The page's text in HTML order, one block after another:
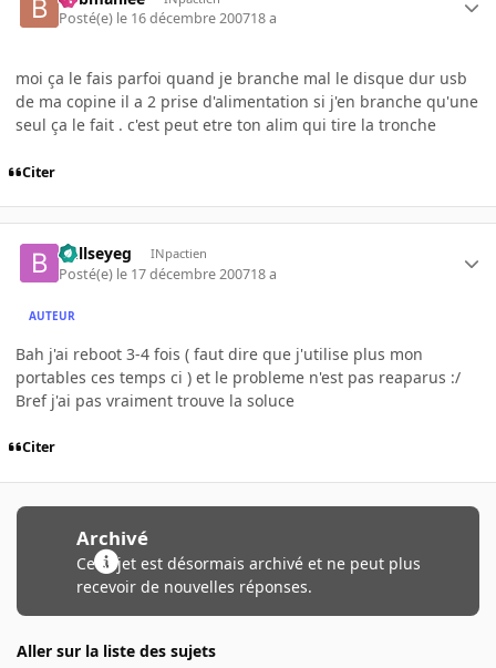
Posté(e) le 16 décembre 200718 a
moi ça le fais parfoi quand je branche mal le disque dur usb
de ma copine il a 2 prise d'alimentation si j'en branche qu'une
seul ça le fait . c'est peut etre ton alim qui tire la tronche
Citer
bullseyeg INpactien
Posté(e) le 17 décembre 200718 a
AUTEUR
Bah j'ai reboot 3-4 fois ( faut dire que j'utilise plus mon
portables ces temps ci ) et le probleme n'est pas reaparus :/
Bref j'ai pas vraiment trouve la soluce
Citer
Archivé
Ce sujet est désormais archivé et ne peut plus
recevoir de nouvelles réponses.
Aller sur la liste des sujets